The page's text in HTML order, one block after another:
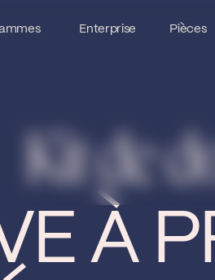
Enterprise Pièces
Enterprise Pièces
Kit de
À